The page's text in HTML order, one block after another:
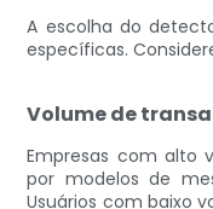
A escolha do
específicas.
Volume de
Empresas com alto
por modelos de
Usuários com baixo